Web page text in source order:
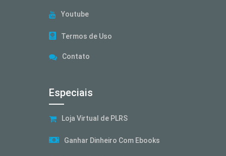
Youtube
Termos de Uso
Contato
Especiais
Loja Virtual de PLRS
Ganhar Dinheiro Com Ebooks